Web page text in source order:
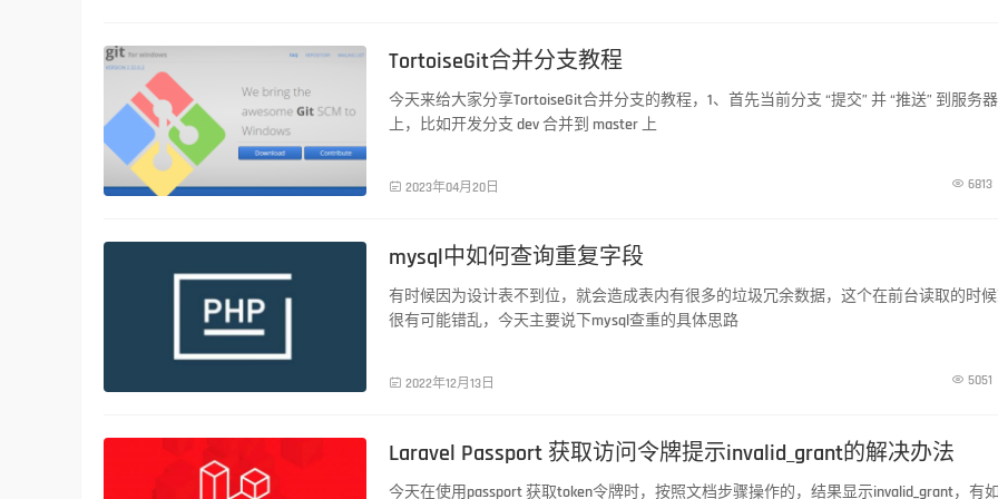
PHP技术 TortoiseGit合并分支教程
今天来给大家分享TortoiseGit合并分支的教程，1、首先当前分支 “提交” 并 “推送” 到服务器
上，比如开发分支 dev 合并到 master 上
 2023年04月20日  6813
mysql中如何查询重复字段
有时候因为设计表不到位，就会造成表内有很多的垃圾冗余数据，这个在前台读取的时
很有可能错乱，今天主要说下mysql查重的具体思路
 2022年12月13日  5051
Laravel Passport 获取访问令牌提示invalid_grant的解决办法
今天在使用passport 获取token令牌时，按照文档步骤操作的，结果显示invalid_grant，有